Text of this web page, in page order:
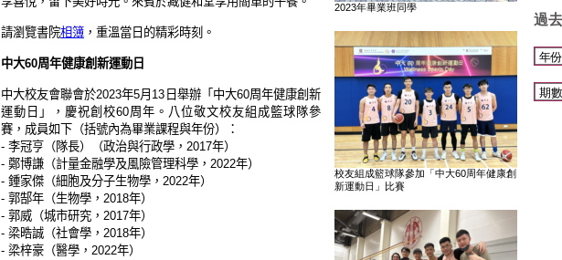
2023年畢業班同學
校友組成籃球隊參加「中大60周年健康創
新運動日」比賽
請瀏覽書院相簿 ，重溫當日的精彩時刻。
中大60周年健康創新運動日
中大校友會聯會於2023年5月13日舉辦「中大60周年健康創新
運動日」，慶祝創校60周年。八位敬文校友組成籃球隊參
賽，成員如下（括號內為畢業課程與年份）：
- 李冠亨（隊長）（政治與行政學，2017年）
- 鄭博謙（計量金融學及風險管理科學，2022年）
- 鍾家傑（細胞及分子生物學，2022年）
- 郭郜年（生物學，2018年）
- 郭威（城市研究，2017年）
- 梁晧誠（社會學，2018年）
- 梁梓豪（醫學，2022年）
過